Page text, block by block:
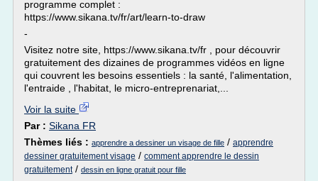
programme complet :
https://www.sikana.tv/fr/art/learn-to-draw
-
Visitez notre site, https://www.sikana.tv/fr , pour découvrir
gratuitement des dizaines de programmes vidéos en ligne
qui couvrent les besoins essentiels : la santé, l'alimentation,
l'entraide , l'habitat, le micro-entreprenariat,...
Voir la suite
Par : Sikana FR
Thèmes liés : apprendre a dessiner un visage de fille / apprendre
dessiner gratuitement visage / comment apprendre le dessin
gratuitement/ dessin en ligne gratuit pour fille